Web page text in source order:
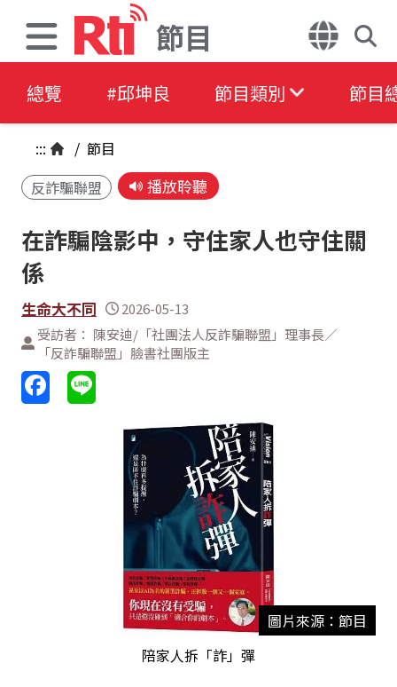
節目
總覽 #邱坤良 節目類別 節目
::: / 節目
反詐騙聯盟
播放聆聽
在詐騙陰影中，守住家人也守住關
係
生命大不同
2026-05-13
受訪者： 陳安迪/「社團法人反詐騙聯盟」理事長／
「反詐騙聯盟」臉書社團版主
圖片來源：節目
陪家人拆「詐」彈